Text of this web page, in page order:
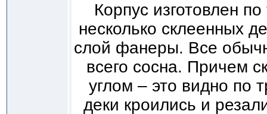
Корпус изготовлен
несколько склеенных
слой фанеры. Все
всего сосна. Причем
углом – это видно по
деки кроились и